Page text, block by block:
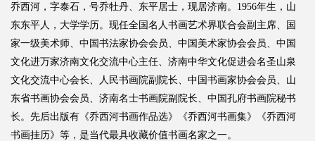
乔西河，字泰石，号乔牡丹、东平居士，现居济南。1956年生，山
东东平人，大学学历。现任全国名人书画艺术界联合会副主席、国
家一级美术师、中国书法家协会会员、中国美术家协会会员、中国
文化进万家济南文化交流中心主任、济南中华文化促进会名圣山泉
文化交流中心会长、人民书画院副院长、中国书画家协会会员、山
东省书画协会会员、济南名士书画院副院长、中国孔府书画院秘书
长。先后出版有《乔西河书画作品选》《乔西河书画集》《乔西河
书画挂历》等，是当代最具收藏价值书画名家之一。